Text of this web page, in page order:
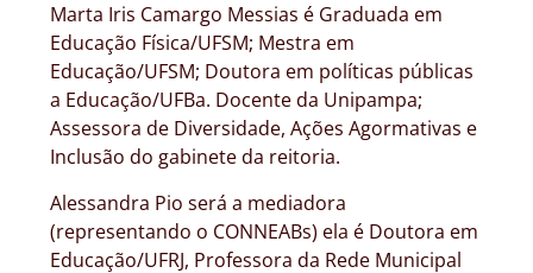
Marta Iris Camargo Messias é Graduada em
Educação Física/UFSM; Mestra em
Educação/UFSM; Doutora em políticas públicas
a Educação/UFBa. Docente da Unipampa;
Assessora de Diversidade, Ações Agormativas e
Inclusão do gabinete da reitoria.
Alessandra Pio será a mediadora
(representando o CONNEABs) ela é Doutora em
Educação/UFRJ, Professora da Rede Municipal